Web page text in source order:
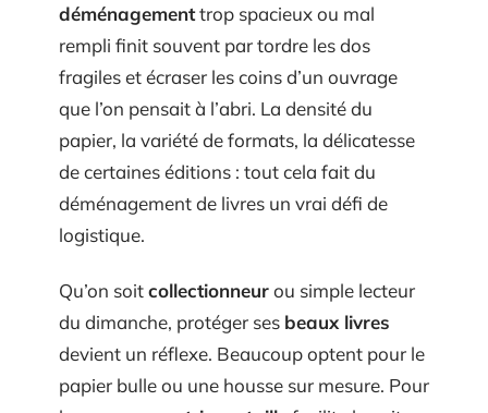
déménagementtrop spacieux ou mal
rempli finit souvent par tordre les dos
fragiles et écraser les coins d’un ouvrage
que l’on pensait à l’abri. La densité du
papier, la variété de formats, la délicatesse
de certaines éditions : tout cela fait du
déménagement de livres un vrai défi de
logistique.
Qu’on soitcollectionneurou simple lecteur
du dimanche, protéger ses beaux livres
devient un réflexe. Beaucoup optent pour le
papier bulle ou une housse sur mesure. Pour